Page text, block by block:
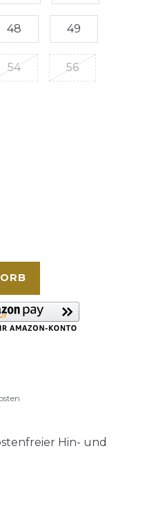
48 49
54 56
Hin- und